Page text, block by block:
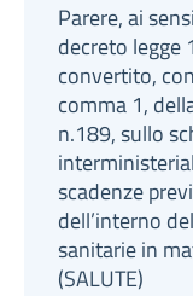
Parere, ai
decreto legge
convertito,
comma 1,
n.189, sullo
scadenze
dell’interno
sanitarie in
(SALUTE)